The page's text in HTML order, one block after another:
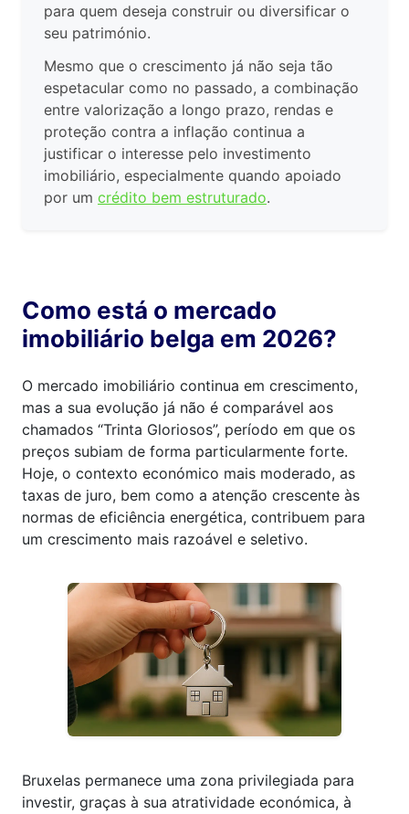
para quem deseja construir ou diversificar o
seu património.
Mesmo que o crescimento já não seja tão
espetacular como no passado, a combinação
entre valorização a longo prazo, rendas e
proteção contra a inflação continua a
justificar o interesse pelo investimento
imobiliário, especialmente quando apoiado
por um crédito bem estruturado.
Como está o mercado
imobiliário belga em 2026?
O mercado imobiliário continua em crescimento,
mas a sua evolução já não é comparável aos
chamados “Trinta Gloriosos”, período em que os
preços subiam de forma particularmente forte.
Hoje, o contexto económico mais moderado, as
taxas de juro, bem como a atenção crescente às
normas de eficiência energética, contribuem para
um crescimento mais razoável e seletivo.
Bruxelas permanece uma zona privilegiada para
investir, graças à sua atratividade económica, à